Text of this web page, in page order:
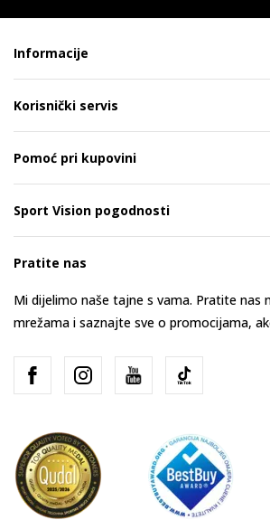
Informacije
Korisnički servis
Pomoć pri kupovini
Sport Vision pogodnosti
Pratite nas
Mi dijelimo naše tajne s vama. Pratite nas
mrežama i saznajte sve o promocijama,